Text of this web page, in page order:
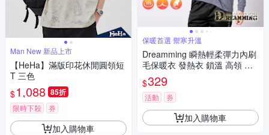
Man New 新品上市
【HeHa】滿版印花休閒圓領短
T 三色
$1,088 85折
限時下殺 券
加入購物車
保暖首選 禦寒升溫
Dreamming 瞬熱輕柔彈力內刷
毛保暖衣 發熱衣 鎖溫 高領 圓
領-共二款
$329
活動 券
加入購物車